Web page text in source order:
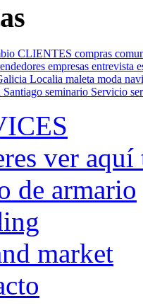
CLIENTES compras
empresas entrevista
Localia maleta moda
Santiago seminario Servicio
ver
de armario
market